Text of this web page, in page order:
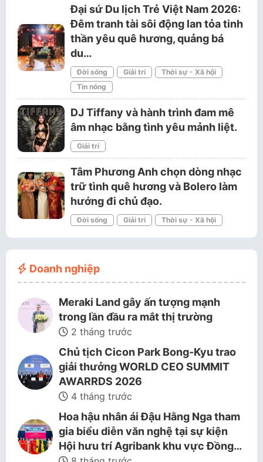
Đại sứ Du lịch Trẻ Việt Nam 2026:
Đêm tranh tài sôi động lan tỏa tinh
thần yêu quê hương, quảng bá
du…
Đời sống Giải trí
Thời sự - Xã hội
Tin nóng
DJ Tiffany và hành trình đam mê
âm nhạc bằng tình yêu mảnh liệt.
Giải trí
Tâm Phương Anh chọn dòng nhạc
trữ tình quê hương và Bolero làm
hướng đi chủ đạo.
Đời sống Giải trí Thời sự - Xã hội
Doanh nghiệp
Meraki Land gây ấn tượng mạnh
trong lần đầu ra mắt thị trường
2 tháng trước
Chủ tịch Cicon Park Bong-Kyu trao
giải thưởng WORLD CEO SUMMIT
AWARRDS 2026
4 tháng trước
Hoa hậu nhân ái Đậu Hằng Nga tham
gia biểu diễn văn nghệ tại sự kiện
Hội hưu trí Agribank khu vực Đồng…